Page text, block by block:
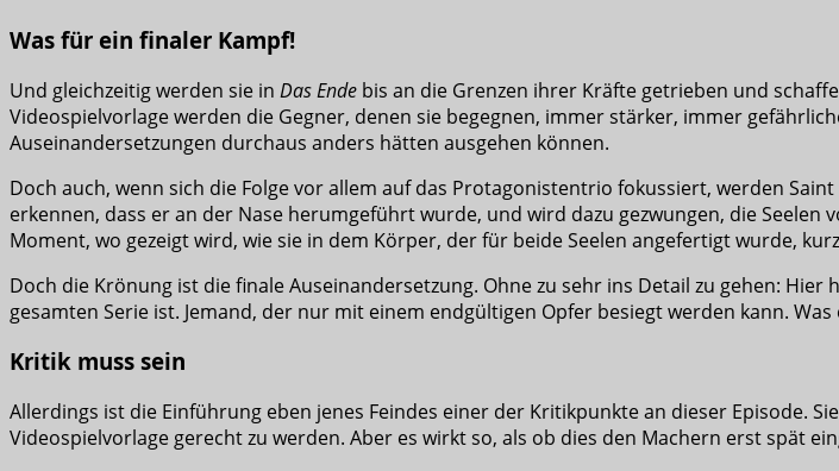
Was für ein finaler Kampf!
Und gleichzeitig werden sie in Das Ende bis an die Grenzen ihrer Kräfte getrieben und
Videospielvorlage werden die Gegner, denen sie begegnen, immer stärker, immer
Auseinandersetzungen durchaus anders hätten ausgehen können.
Doch auch, wenn sich die Folge vor allem auf das Protagonistentrio fokussiert, werden
erkennen, dass er an der Nase herumgeführt wurde, und wird dazu gezwungen, die
Moment, wo gezeigt wird, wie sie in dem Körper, der für beide Seelen angefertigt wurde,
Doch die Krönung ist die finale Auseinandersetzung. Ohne zu sehr ins Detail zu gehen:
gesamten Serie ist. Jemand, der nur mit einem endgültigen Opfer besiegt werden kann.
Kritik muss sein
Allerdings ist die Einführung eben jenes Feindes einer der Kritikpunkte an dieser Episode.
Videospielvorlage gerecht zu werden. Aber es wirkt so, als ob dies den Machern erst spät